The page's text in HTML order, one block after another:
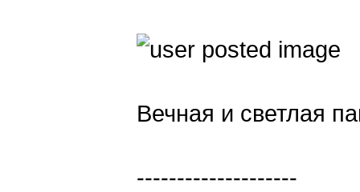
Вечная и светлая
--------------------